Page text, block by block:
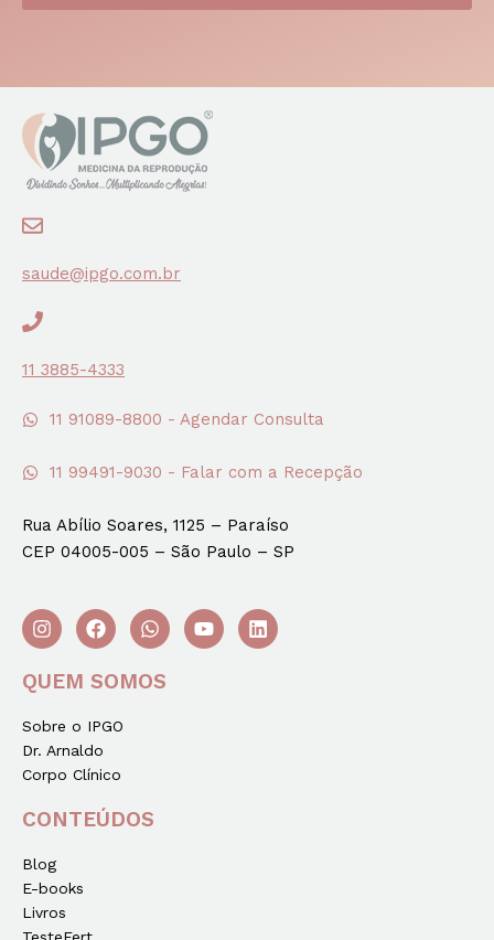
saude@ipgo.com.br
11 3885-4333
11 91089-8800 - Agendar Consulta
11 99491-9030 - Falar com a Recepção
Rua Abílio Soares, 1125 – Paraíso
CEP 04005-005 – São Paulo – SP
QUEM SOMOS
Sobre o IPGO
Dr. Arnaldo
Corpo Clínico
CONTEÚDOS
Blog
E-books
Livros